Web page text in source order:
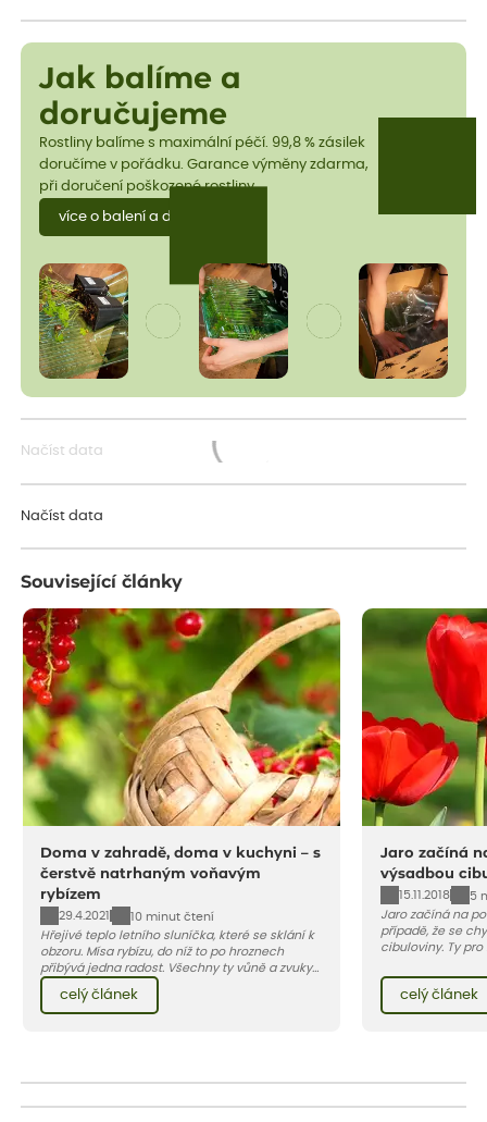
Jak balíme a
doručujeme
Rostliny balíme s maximální péčí. 99,8 % zásilek
doručíme v pořádku. Garance výměny zdarma,
při doručení poškozené rostliny.
více o balení a dopravě
Načíst data
Načíst data
Související články
Doma v zahradě, doma v kuchyni – s
čerstvě natrhaným voňavým
rybízem
29.4.2021
10 minut čtení
Hřejivé teplo letního sluníčka, které se sklání k
obzoru. Mísa rybízu, do níž to po hroznech
přibývá jedna radost. Všechny ty vůně a zvuky
červencové zahrady. Sklizeň rybízu do kuchyně
vnese neuvěřitelný klid a radost. A taky trochu
bezstarostnosti dětství při mlsání babiččina
celý článek
Jaro začíná
výsadbou
15.11.2018
5
Jaro začíná na
případě, že se
cibuloviny. Ty
přibližně v
začínáme s
podzim 2018 –
celý článek